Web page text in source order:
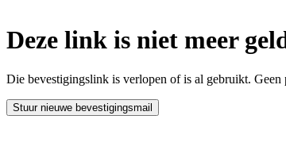
Deze link is niet meer
Die bevestigingslink is verlopen of is al gebruikt.
Stuur nieuwe bevestigingsmail